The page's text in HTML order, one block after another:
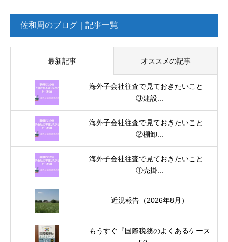
佐和周のブログ｜記事一覧
最新記事 オススメの記事
海外子会社往査で見ておきたいこと
③建設...
海外子会社往査で見ておきたいこと
②棚卸...
海外子会社往査で見ておきたいこと
①売掛...
近況報告（2026年8月）
もうすぐ『国際税務のよくあるケース